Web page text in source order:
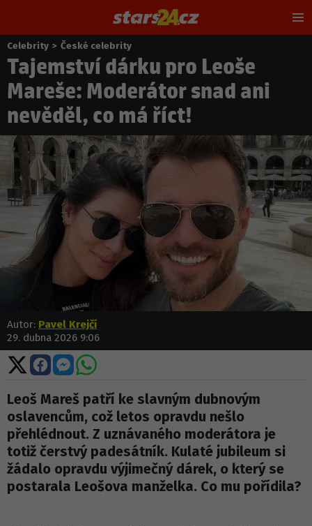
Nacházíte
se
zde:
Celebrity > České celebrity
Tajemství dárku pro Leoše
Mareše: Moderátor snad ani
nevěděl, co má říct!
Autor: Pavel Krejčí
29. dubna 2026 9:06
Sdílet
na
X
Sdílet
na
Facebooku
Sdílet
na
Messengeru
Sdílet
WhatsApp
Leoš Mareš patří ke slavným dubnovým
oslavencům, což letos opravdu nešlo
přehlédnout. Z uznávaného moderátora je
totiž čerstvý padesátník. Kulaté jubileum si
žádalo opravdu výjimečný dárek, o který se
postarala Leošova manželka. Co mu pořídila?